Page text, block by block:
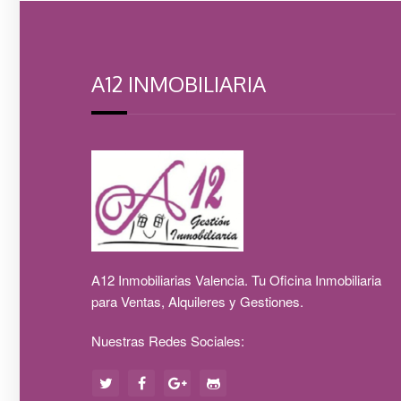
A12 INMOBILIARIA
A12 Inmobiliarias Valencia. Tu Oficina Inmobiliaria
para Ventas, Alquileres y Gestiones.
Nuestras Redes Sociales: